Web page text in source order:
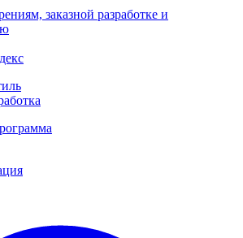
заказной разработке и